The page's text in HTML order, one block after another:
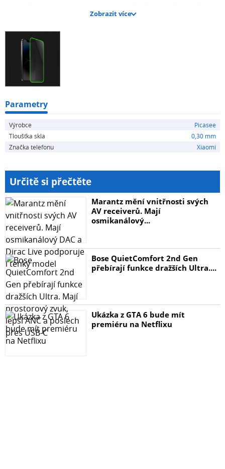
hadřík pro aplikaci skla na displej telefonu. Fotografie
skla mohou být ilustrativní.
Zobrazit více
Parametry
Výrobce
Picasee
Tloušťka skla
0,30 mm
Značka telefonu
Xiaomi
Určitě si přečtěte
Marantz mění vnitřnosti svých
AV receiverů. Mají
osmikanálový...
Bose QuietComfort 2nd Gen
přebírají funkce dražších Ultra....
Ukázka z GTA 6 bude mít
premiéru na Netflixu